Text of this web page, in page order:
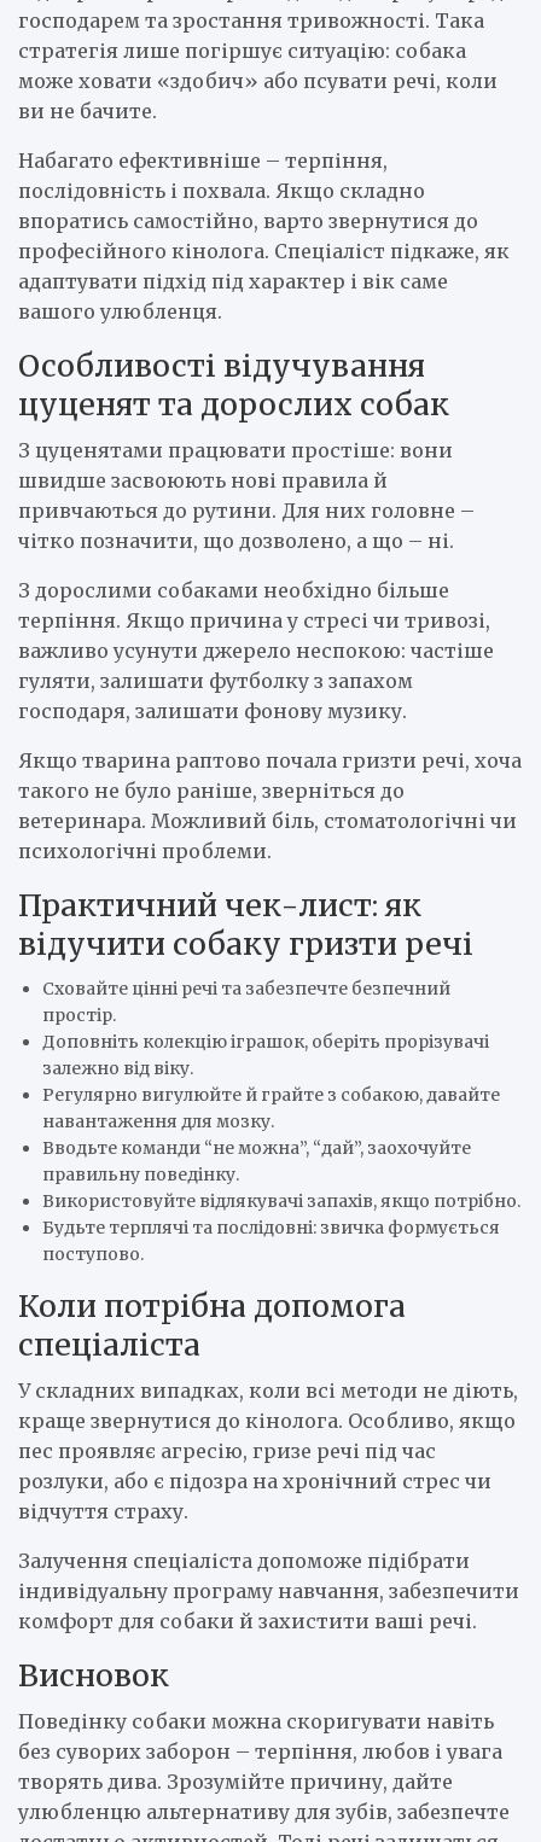
господарем та зростання тривожності. Така
стратегія лише погіршує ситуацію: собака
може ховати «здобич» або псувати речі, коли
ви не бачите.
Набагато ефективніше – терпіння,
послідовність і похвала. Якщо складно
впоратись самостійно, варто звернутися до
професійного кінолога. Спеціаліст підкаже, як
адаптувати підхід під характер і вік саме
вашого улюбленця.
Особливості відучування
цуценят та дорослих собак
З цуценятами працювати простіше: вони
швидше засвоюють нові правила й
привчаються до рутини. Для них головне –
чітко позначити, що дозволено, а що – ні.
З дорослими собаками необхідно більше
терпіння. Якщо причина у стресі чи тривозі,
важливо усунути джерело неспокою: частіше
гуляти, залишати футболку з запахом
господаря, залишати фонову музику.
Якщо тварина раптово почала гризти речі, хоча
такого не було раніше, зверніться до
ветеринара. Можливий біль, стоматологічні чи
психологічні проблеми.
Практичний чек-лист: як
відучити собаку гризти речі
Сховайте цінні речі та забезпечте безпечний
простір.
Доповніть колекцію іграшок, оберіть прорізувачі
залежно від віку.
Регулярно вигулюйте й грайте з собакою, давайте
навантаження для мозку.
Вводьте команди “не можна”, “дай”, заохочуйте
правильну поведінку.
Використовуйте відлякувачі запахів, якщо потрібно.
Будьте терплячі та послідовні: звичка формується
поступово.
Коли потрібна допомога
спеціаліста
У складних випадках, коли всі методи не діють,
краще звернутися до кінолога. Особливо, якщо
пес проявляє агресію, гризе речі під час
розлуки, або є підозра на хронічний стрес чи
відчуття страху.
Залучення спеціаліста допоможе підібрати
індивідуальну програму навчання, забезпечити
комфорт для собаки й захистити ваші речі.
Висновок
Поведінку собаки можна скоригувати навіть
без суворих заборон – терпіння, любов і увага
творять дива. Зрозумійте причину, дайте
улюбленцю альтернативу для зубів, забезпечте